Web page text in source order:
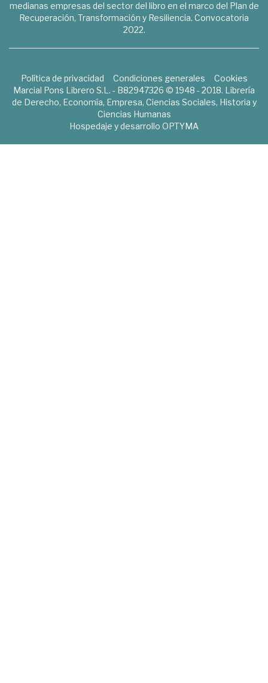
medianas empresas del sector del libro en el marco del Plan de
Recuperación, Transformación y Resiliencia. Convocatoria
2022.
Política de privacidad Condiciones generales
Cookies
Marcial Pons Librero S.L. - B82947326 © 1948 - 2018. Librería
de Derecho, Economía, Empresa, Ciencias Sociales, Historia y
Ciencias Humanas
Hospedaje y desarrollo OPTYMA